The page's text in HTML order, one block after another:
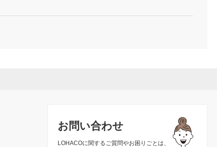
お問い合わせ
LOHACOに関するご質問やお困りごとは、